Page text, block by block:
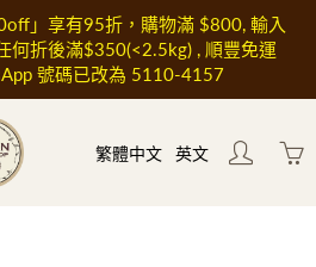
」享有95折，購物滿 $800, 輸入
何折後滿$350(<2.5kg) , 順豐免運
號碼已改為 5110-4157
繁體中文 英文